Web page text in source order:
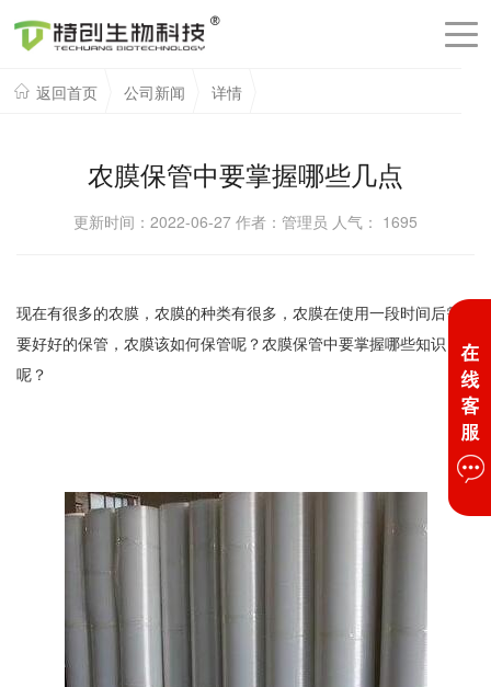
返回首页 公司新闻 详情
农膜保管中要掌握哪些几点
更新时间：2022-06-27 作者：管理员 人气： 1695
现在有很多的农膜，农膜的种类有很多，农膜在使用一段时间后需
要好好的保管，农膜该如何保管呢？农膜保管中要掌握哪些知识
呢？